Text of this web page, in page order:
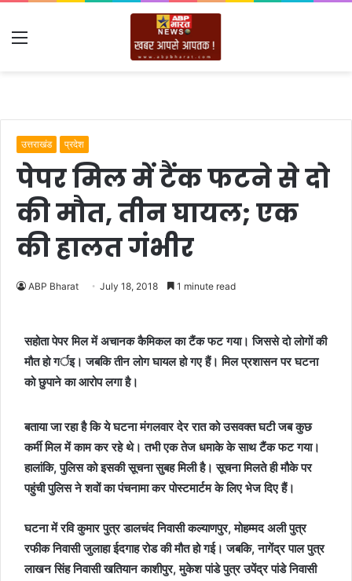
Menu
उत्तराखंड प्रदेश
पेपर मिल में टैंक फटने से दो
की मौत, तीन घायल; एक
की हालत गंभीर
ABP Bharat July 18, 2018 1 minute read
सहोता पेपर मिल में अचानक कैमिकल का टैंक फट गया। जिससे दो लोगों की
मौत हो गर्इ। जबकि तीन लोग घायल हो गए हैं। मिल प्रशासन पर घटना
को छुपाने का आरोप लगा है।
बताया जा रहा है कि ये घटना मंगलवार देर रात को उसवक्त घटी जब कुछ
कर्मी मिल में काम कर रहे थे। तभी एक तेज धमाके के साथ टैंक फट गया।
हालांकि, पुलिस को इसकी सूचना सुबह मिली है। सूचना मिलते ही मौके पर
पहुंची पुलिस ने शवों का पंचनामा कर पोस्टमार्टम के लिए भेज दिए हैं।
घटना में रवि कुमार पुत्र डालचंद निवासी कल्याणपुर, मोहम्मद अली पुत्र
रफीक निवासी जुलाहा ईदगाह रोड की मौत हो गई। जबकि, नागेंद्र पाल पुत्र
लाखन सिंह निवासी खतियान काशीपुर, मुकेश पांडे पुत्र उपेंद्र पांडे निवासी